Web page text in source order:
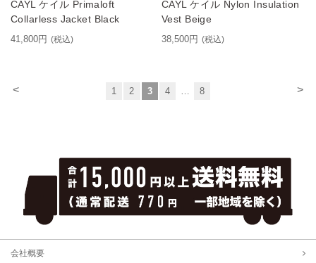
CAYL ケイル Primaloft
Collarless Jacket Black
41,800円 (税込)
CAYL ケイル Nylon Insulation
Vest Beige
38,500円 (税込)
< >
1 2 3 4 … 8
会社概要